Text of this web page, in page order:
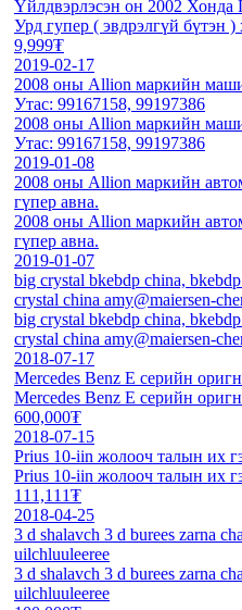
Үйлдвэрлэсэн он 2002 Хонда
Урд гупер ( эвдрэлгүй бүтэн )
9,999₮
2019-02-17
2008 оны Allion маркийн
Утас: 99167158, 99197386
2008 оны Allion маркийн
Утас: 99167158, 99197386
2019-01-08
2008 оны Allion маркийн
гүпер авна.
2008 оны Allion маркийн
гүпер авна.
2019-01-07
big crystal bkebdp china,
crystal china amy@maiersen-
big crystal bkebdp china,
crystal china amy@maiersen-
2018-07-17
Mercedes Benz E серийн
Mercedes Benz E серийн
600,000₮
2018-07-15
Prius 10-iin жолооч талын их
Prius 10-iin жолооч талын их
111,111₮
2018-04-25
3 d shalavch 3 d burees zarna
uilchluuleeree
3 d shalavch 3 d burees zarna
uilchluuleeree